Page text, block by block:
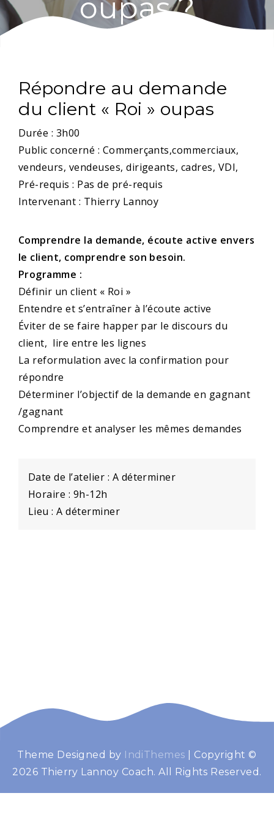
oupas ?
Répondre au demande
du client « Roi » oupas
Durée : 3h00
Public concerné : Commerçants,commerciaux,
vendeurs, vendeuses, dirigeants, cadres, VDI,
Pré-requis : Pas de pré-requis
Intervenant : Thierry Lannoy
Comprendre la demande, écoute active envers
le client, comprendre son besoin.
Programme :
Définir un client « Roi »
Entendre et s’entraîner à l’écoute active
Éviter de se faire happer par le discours du
client, lire entre les lignes
La reformulation avec la confirmation pour
répondre
Déterminer l’objectif de la demande en gagnant
/gagnant
Comprendre et analyser les mêmes demandes
Date de l’atelier : A déterminer
Horaire : 9h-12h
Lieu : A déterminer
Theme Designed by IndiThemes
Copyright ©
2026 Thierry Lannoy Coach. All Rights Reserved.
Thierry Lannoy
Coach
Booster de performance